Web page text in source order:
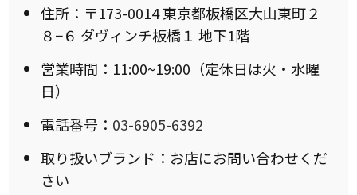
住所：〒173-0014 東京都板橋区大山東町２
８−６ ダヴィンチ板橋１ 地下1階
営業時間：11:00~19:00（定休日は火・水曜
日）
電話番号： 03-6905-6392
取り扱いブランド：お店にお問い合わせくだ
さい